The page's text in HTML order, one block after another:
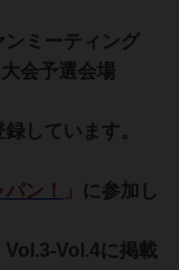
ンミーティング
大会予選会場
しています。
ン！ 」
に参加し
Vol.3-Vol.4に掲載